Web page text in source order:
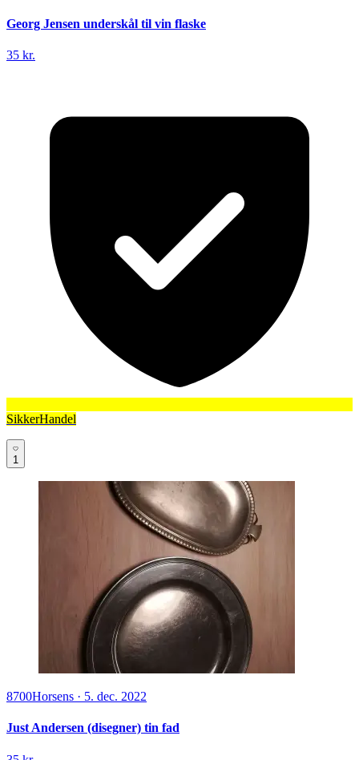
Georg Jensen underskål til vin flaske
35 kr.
SikkerHandel
1
8700Horsens · 5. dec. 2022
Just Andersen (disegner) tin fad